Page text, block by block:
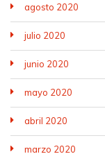
agosto 2020
julio 2020
junio 2020
mayo 2020
abril 2020
marzo 2020